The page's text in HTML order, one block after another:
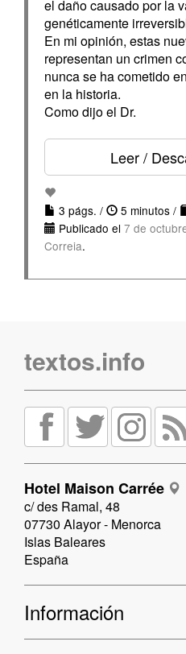
el daño causado por la
genéticamente
En mi opinión, estas
representan un crimen
nunca se ha cometido
en la historia.
Como dijo el Dr.
Leer /
3 págs. / 5 minutos /
Publicado el 7 de
Correia.
textos.info
Hotel Maison Carrée
c/ des Ramal, 48
07730 Alayor - Menorca
Islas Baleares
España
Información